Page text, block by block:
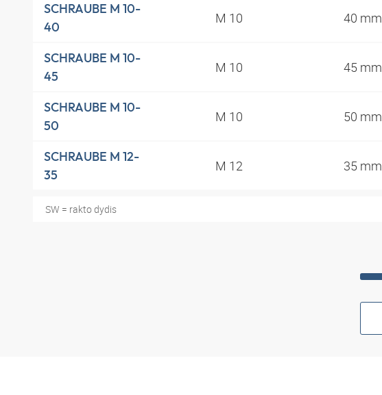
SCHRAUBE M 10-
40
M 10 40 mm
SCHRAUBE M 10-
45
M 10 45 mm
SCHRAUBE M 10-
50
M 10 50 mm
SCHRAUBE M 12-
35
M 12 35 mm
SW = rakto dydis